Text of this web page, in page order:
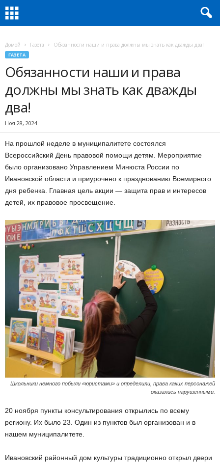
Домой Газета Обязанности наши и права должны мы знать как дважды два!
ГАЗЕТА
Обязанности наши и права
должны мы знать как дважды
два!
Ноя 28, 2024
На прошлой неделе в муниципалитете состоялся
Всероссийский День правовой помощи детям. Мероприятие
было организовано Управлением Минюста России по
Ивановской области и приурочено к празднованию Всемирного
дня ребенка. Главная цель акции — защита прав и интересов
детей, их правовое просвещение.
Школьники немного побыли «юристами» и определили, права каких персонажей
оказались нарушенными.
20 ноября пункты консультирования открылись по всему
региону. Их было 23. Один из пунктов был организован и в
нашем муниципалитете.
Ивановский районный дом культуры традиционно открыл двери